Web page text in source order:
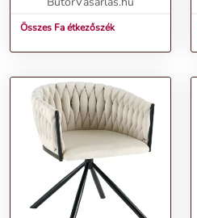
Összes Fa étkezőszék